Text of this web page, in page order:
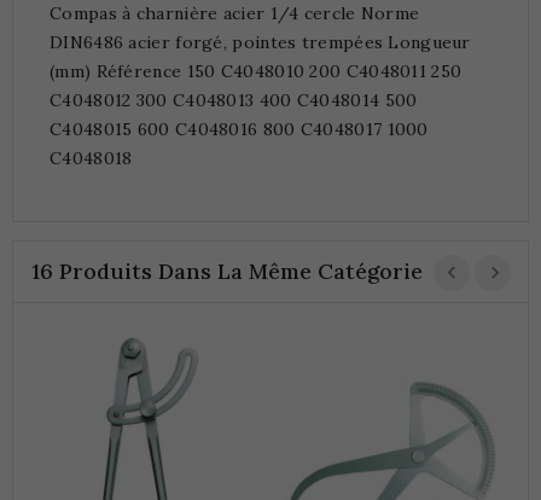
Compas à charnière acier 1/4 cercle Norme
DIN6486 acier forgé, pointes trempées Longueur
(mm) Référence 150 C4048010 200 C4048011 250
C4048012 300 C4048013 400 C4048014 500
C4048015 600 C4048016 800 C4048017 1000
C4048018
16 Produits Dans La Même Catégorie